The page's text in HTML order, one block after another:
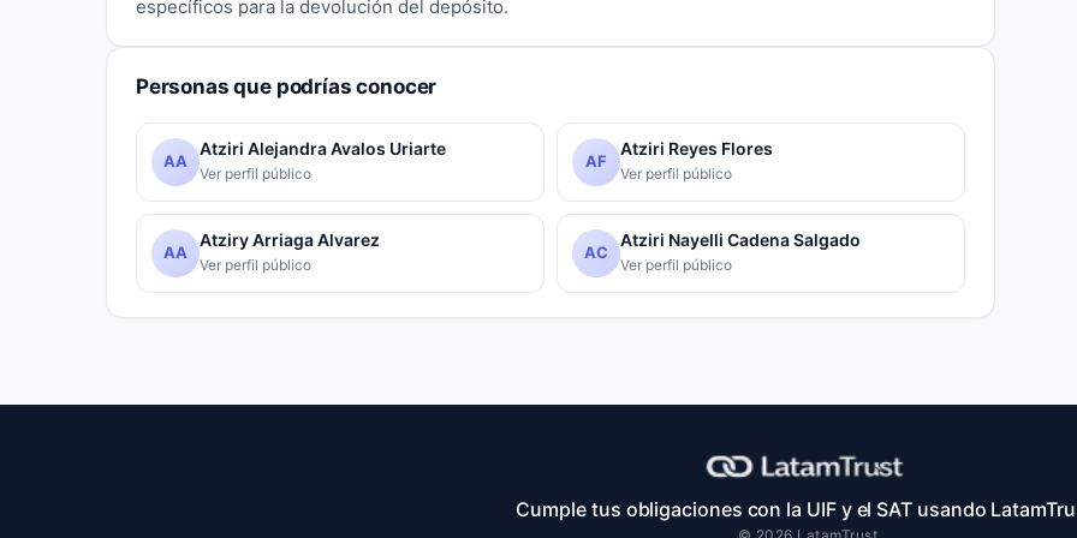
específicos para la devolución del depósito.
Personas que podrías conocer
AA
Atziri Alejandra Avalos Uriarte
Ver perfil público
AF
Atziri Reyes Flores
Ver perfil público
AA
Atziry Arriaga Alvarez
Ver perfil público
AC
Atziri Nayelli Cadena Salgado
Ver perfil público
Cumple tus obligaciones con la UIF y el SAT usando